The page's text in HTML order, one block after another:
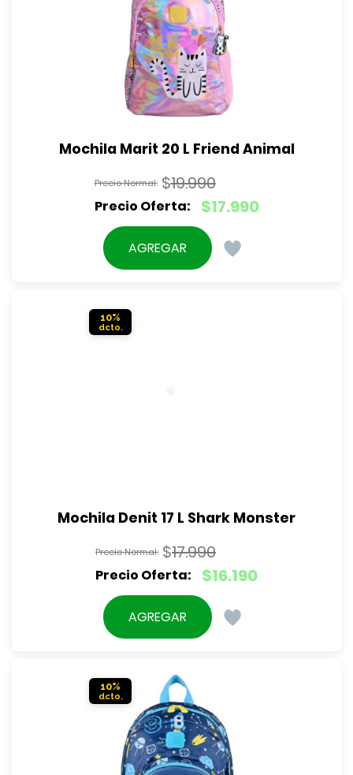
Mochila Marit 20 L Friend Animal
$19.990
El
precio
original
$17.990
El
precio
actual
AGREGAR
10%
Mochila Denit 17 L Shark Monster
$17.990
El
precio
original
$16.190
El
precio
actual
$16.190.
AGREGAR
10%